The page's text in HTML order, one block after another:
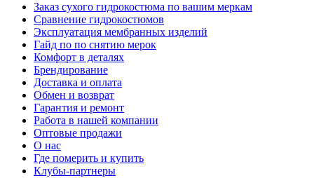
Заказ сухого гидрокостюма по вашим меркам
Сравнение гидрокостюмов
Эксплуатация мембранных изделий
Гайд по по снятию мерок
Комфорт в деталях
Брендирование
Доставка и оплата
Обмен и возврат
Гарантия и ремонт
Работа в нашей компании
Оптовые продажи
О нас
Где померить и купить
Клубы-партнеры